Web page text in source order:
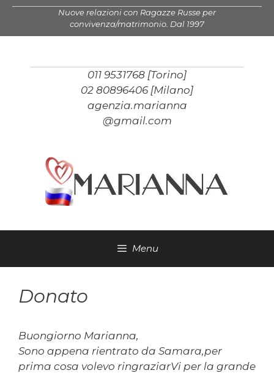
Vai
contenuto
Nuove relazioni con Ragazze Russe per
convivenza/matrimonio. Dal 1997
011 9531768 [Torino]
02 80896406 [Milano]
agenzia.marianna
@gmail.com
Menu
Donato
Buongiorno Marianna,
Sono appena rientrato da Samara,per
prima cosa volevo ringraziarVi per la grande